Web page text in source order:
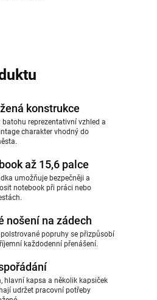
konstrukce
batohu reprezentativní vzhled a
charakter vhodný do
až 15,6 palce
umožňuje bezpečněji a
notebook při práci nebo
nošení na zádech
popruhy se přizpůsobí
každodenní přenášení.
hlavní kapsa a několik kapsiček
udržet pracovní potřeby